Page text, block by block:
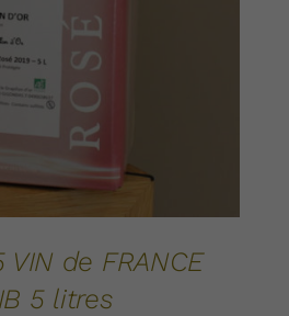
de FRANCE
5 litres